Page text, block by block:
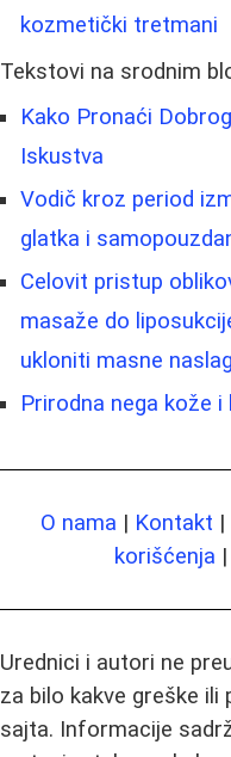
kozmetički tretmani
Tekstovi na srodnim
Kako Pronaći
Iskustva
Vodič kroz period
glatka i
Celovit pristup
masaže do
ukloniti masne
Prirodna nega kože
O nama | Kontakt |
korišćenja |
Urednici i autori ne
za bilo kakve greške
sajta. Informacije